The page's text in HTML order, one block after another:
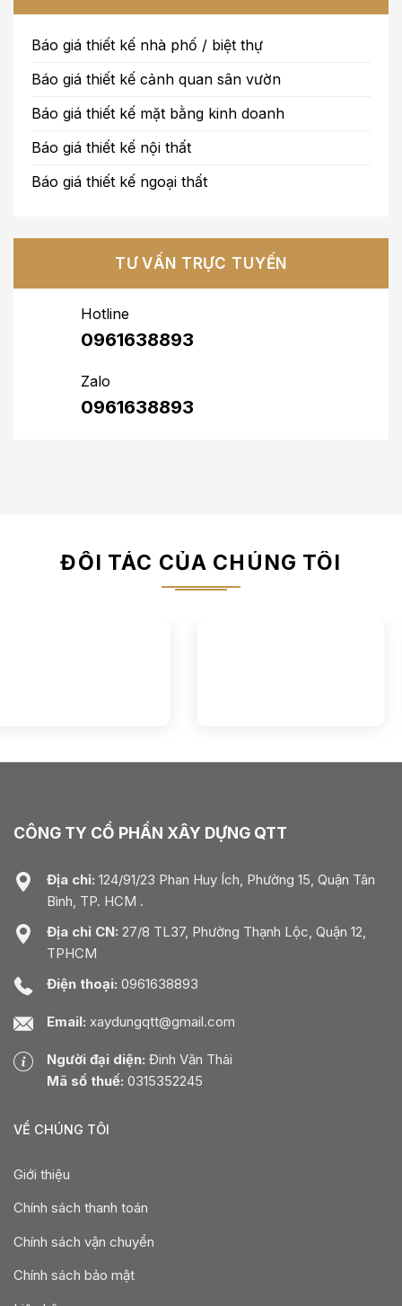
Báo giá thiết kế nhà phố / biệt thự
Báo giá thiết kế cảnh quan sân vườn
Báo giá thiết kế mặt bằng kinh doanh
Báo giá thiết kế nội thất
Báo giá thiết kế ngoại thất
TƯ VẤN TRỰC TUYẾN
Hotline
0961638893
Zalo
0961638893
ĐỐI TÁC CỦA CHÚNG TÔI
CÔNG TY CỔ PHẦN XÂY DỰNG QTT
Địa chỉ: 124/91/23 Phan Huy Ích, Phường 15, Quận Tân
Bình, TP. HCM .
Địa chỉ CN: 27/8 TL37, Phường Thạnh Lộc, Quận 12,
TPHCM
Điện thoại: 0961638893
Email: xaydungqtt@gmail.com
Người đại diện: Đinh Văn Thái
Mã số thuế: 0315352245
VỀ CHÚNG TÔI
Giới thiệu
Chính sách thanh toán
Chính sách vận chuyển
Chính sách bảo mật